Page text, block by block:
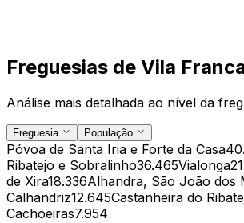
Freguesias de Vila
Análise mais detalhada ao nível da
Freguesia População
Póvoa de Santa Iria e Forte da Casa
Ribatejo e Sobralinho36.465Vialonga
de Xira18.336Alhandra, São João dos
Calhandriz12.645Castanheira do
Cachoeiras7.954